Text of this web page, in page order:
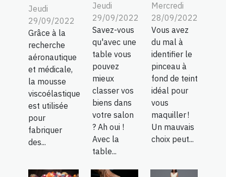
Jeudi
29/09/2022
Grâce à la
recherche
aéronautique
et médicale,
la mousse
viscoélastique
est utilisée
pour
fabriquer
des...
Jeudi
29/09/2022
Savez-vous
qu'avec une
table vous
pouvez
mieux
classer vos
biens dans
votre salon
? Ah oui !
Avec la
table...
Mercredi
28/09/2022
Vous avez
du mal à
identifier le
pinceau à
fond de teint
idéal pour
vous
maquiller !
Un mauvais
choix peut...